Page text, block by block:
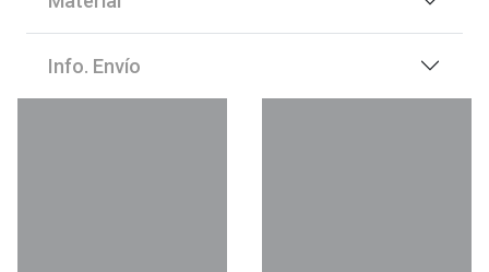
Info. Envío